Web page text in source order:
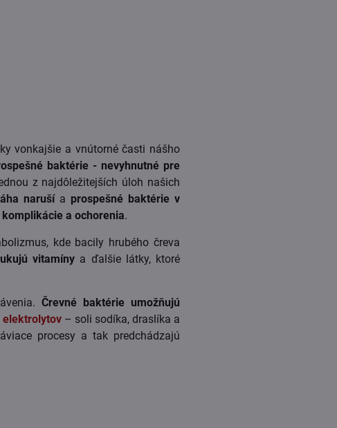
vonkajšie a vnútorné časti nášho
baktérie -nevyhnutné pre
z najdôležitejších úloh našich
narušía prospešné baktérie v
a ochorenia.
kde bacily hrubého čreva
vitamíny a ďalšie látky, ktoré
Črevné baktérie umožňujú
elektrolytov– soli sodíka, draslíka a
procesy a tak predchádzajú